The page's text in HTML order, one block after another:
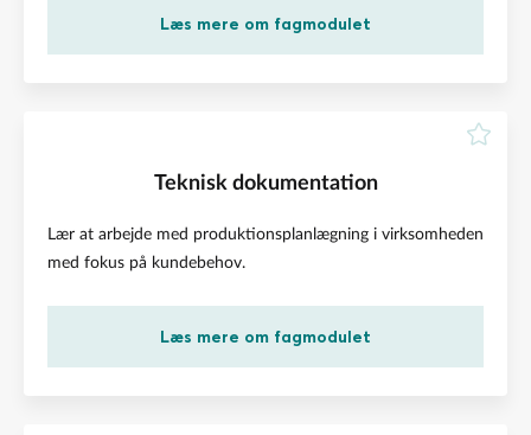
Læs mere om fagmodulet
Teknisk dokumentation
Lær at arbejde med produktionsplanlægning i virksomheden
med fokus på kundebehov.
Læs mere om fagmodulet